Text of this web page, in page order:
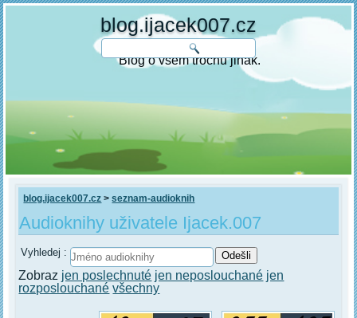
blog.ijacek007.cz
Blog o všem trochu jinak.
blog.ijacek007.cz >seznam-audioknih
Audioknihy uživatele Ijacek.007
Vyhledej :
Zobraz jen poslechnuté jen neposlouchané jen
rozposlouchané všechny